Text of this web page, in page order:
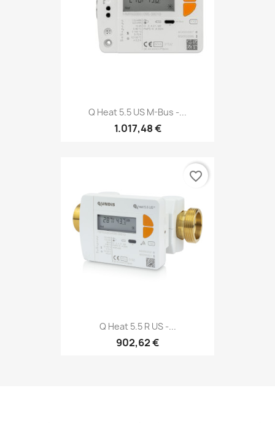
Q Heat 5.5 US M-Bus -...
1.017,48 €
Q Heat 5.5 R US -...
902,62 €
favorite_border